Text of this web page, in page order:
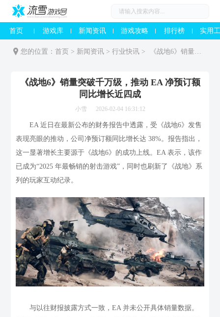
首页 游戏库 新闻资讯 游戏攻略 排行榜 实用
您的位置：首页 > 新闻资讯 >行业快讯 > 《战地6》销量突破千万级，推动 EA 净预订额同比增长近四成
《战地6》销量突破千万级，推动 EA 净预订额
同比增长近四成
小雪 2026-02-04 16:31:12
EA 近日在最新公布的财务报告中透露，受《战地6》发售
表现亮眼的推动，公司净预订额同比增长达 38%。报告指出，
这一显著增长主要源于《战地6》的成功上线。EA 表示，该作
已成为“2025 年最畅销的射击游戏”，同时也刷新了《战地》系
列的玩家互动纪录。
与以往财报披露方式一致，EA 并未公开具体销量数据。